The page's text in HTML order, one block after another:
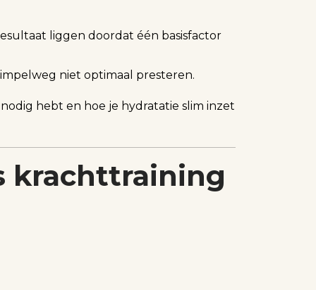
liggen doordat één basisfactor
niet optimaal presteren.
hebt en hoe je hydratatie slim inzet
krachttraining